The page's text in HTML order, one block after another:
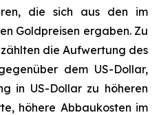
die sich aus den im
Goldpreisen ergaben. Zu
die Aufwertung des
dem US-Dollar,
in US-Dollar zu höheren
höhere Abbaukosten im